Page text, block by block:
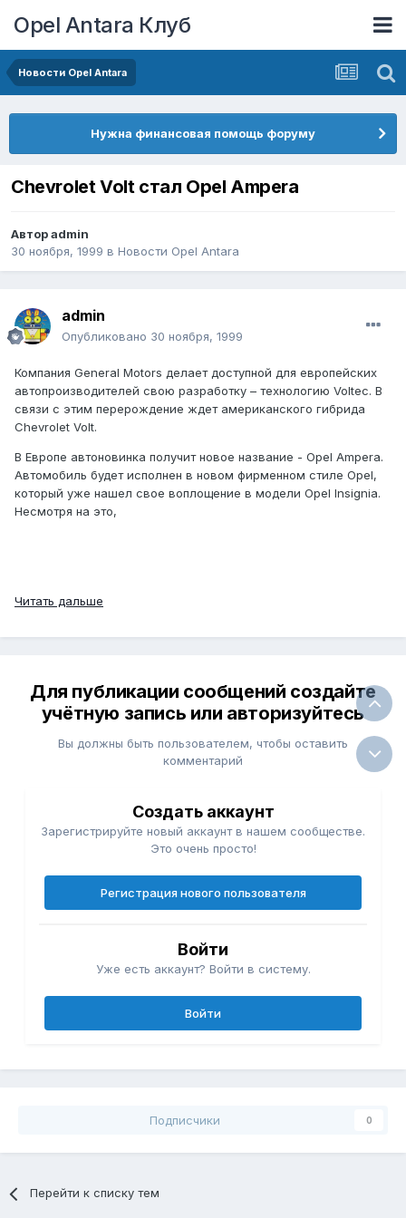
Opel Antara Клуб
Новости Opel Antara
Нужна финансовая помощь форуму
Chevrolet Volt стал Opel Ampera
Авторadmin
30 ноября, 1999 в Новости Opel Antara
admin
Опубликовано 30 ноября, 1999
Компания General Motors делает доступной для европейских
автопроизводителей свою разработку – технологию Voltec. В
связи с этим перерождение ждет американского гибрида
Chevrolet Volt.
В Европе автоновинка получит новое название - Opel Ampera.
Автомобиль будет исполнен в новом фирменном стиле Opel,
который уже нашел свое воплощение в модели Opel Insignia.
Несмотря на это,
Читать дальше
Для публикации сообщений создайте
учётную запись или авторизуйтесь
Вы должны быть пользователем, чтобы оставить
комментарий
Создать аккаунт
Зарегистрируйте новый аккаунт в нашем сообществе.
Это очень просто!
Регистрация нового пользователя
Войти
Уже есть аккаунт? Войти в систему.
Войти
Подписчики 0
Перейти к списку тем